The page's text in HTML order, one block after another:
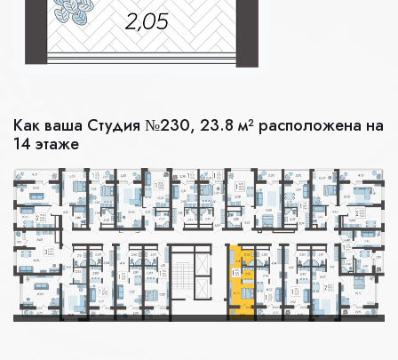
Как ваша Студия №230, 23.8 м² расположена на
14 этаже